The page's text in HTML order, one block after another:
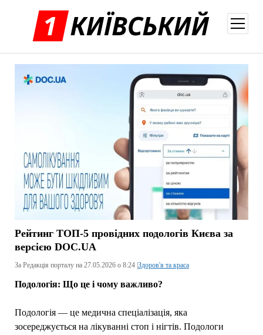
меню
Рейтинг ТОП-5 провідних подологів Києва за
версією DOC.UA
За Редакція порталу на 27.05.2026 о 8:24 | Здоров'я та краса
Подологія: Що це і чому важливо?
Подологія — це медична спеціалізація, яка
зосереджується на лікуванні стоп і нігтів. Подологи